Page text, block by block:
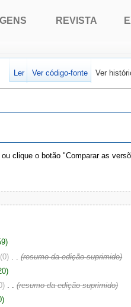
clique o botão "Comparar as
(0)
(resumo da edição suprimido)
. . (resumo da edição suprimido)
REVISTA
Ler Ver código-fonte Ver